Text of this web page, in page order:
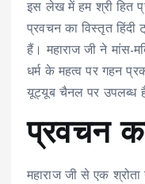
इस लेख में हम श्री हित
प्रवचन का विस्तृत हिंदी
हैं। महाराज जी ने मांस-
धर्म के महत्व पर गहन
यूट्यूब चैनल पर उपलब्ध
प्रवचन
महाराज जी से एक श्रोता